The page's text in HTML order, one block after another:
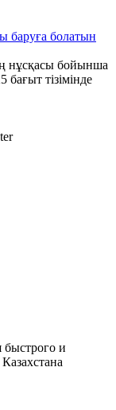
болатын
нұсқасы бойынша
бағыт тізімінде
быстрого и